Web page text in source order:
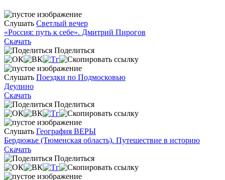
Слушать Светлый вечер
«Россия: путь к себе». Дмитрий Пирогов
Скачать
Поделиться
Слушать Поездки по Подмосковью
Деулино
Скачать
Поделиться
Слушать География ВЕРЫ
Бердюжье (Тюменская область). Путешествие в историю
Скачать
Поделиться